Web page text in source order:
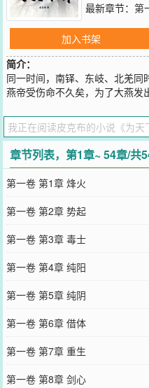
最新章节： 第
加入书架
简介：
同一时间，南铎、东岐、北羌同
燕帝受伤命不久矣，为了大燕发
的
您要是觉得《为天下计》还不错
里的朋友推荐哦！
章节列表，第1章~ 54章/共
第一卷 第1章 烽火
第一卷 第2章 势起
第一卷 第3章 毒士
第一卷 第4章 纯阳
第一卷 第5章 纯阴
第一卷 第6章 借体
第一卷 第7章 重生
第一卷 第8章 剑心